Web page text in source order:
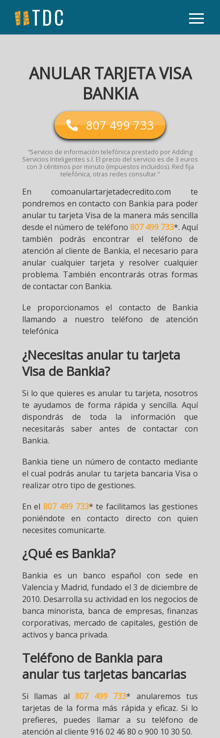
TDC
ANULAR TARJETA VISA
BANKIA
807 499 733
“Servicio de información telefónica prestado por Adding
Servicios Inteligentes s.l. El precio del servicio es de 3 euros
con 3 céntimos por minuto (impuestos incluidos). Red fija
telefónica, otras redes consultar.”
En comoanulartarjetadecredito.com te
pondremos en contacto con Bankia para poder
anular tu tarjeta Visa de la manera más sencilla
desde el número de teléfono 807 499 733*. Aquí
también podrás encontrar el teléfono de
atención al cliente de Bankia, el necesario para
anular cualquier tarjeta y resolver cualquier
problema. También encontrarás otras formas
de contactar con Bankia.
Le proporcionamos el contacto de Bankia
llamando a nuestro teléfono de atención
telefónica
¿Necesitas anular tu tarjeta
Visa de Bankia?
Si lo que quieres es anular tu tarjeta, nosotros
te ayudamos de forma rápida y sencilla. Aquí
dispondrás de toda la información que
necesitarás saber antes de contactar con
Bankia.
Bankia tiene un número de contacto mediante
el cual podrás anular tu tarjeta bancaria Visa o
realizar otro tipo de gestiones.
En el807 499 733* te facilitamos las gestiones
poniéndote en contacto directo con quien
necesites comunicarte.
¿Qué es Bankia?
Bankia es un banco español con sede en
Valencia y Madrid, fundado el 3 de diciembre de
2010. Desarrolla su actividad en los negocios de
banca minorista, banca de empresas, finanzas
corporativas, mercado de capitales, gestión de
activos y banca privada.
Teléfono de Bankia para
anular tus tarjetas bancarias
Si llamas al807 499 733* anularemos tus
tarjetas de la forma más rápida y eficaz. Si lo
prefieres, puedes llamar a su teléfono de
atención al cliente 916 02 46 80 o 900 10 30 50.